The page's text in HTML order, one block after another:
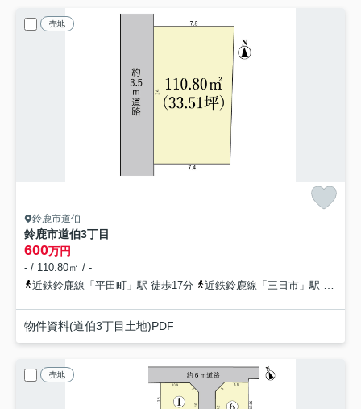
売地
鈴鹿市道伯
鈴鹿市道伯3丁目
600万円
- / 110.80㎡ / -
近鉄鈴鹿線「平田町」駅 徒歩17分
近鉄鈴鹿線「三日市」駅 徒歩36分
物件資料(道伯3丁目土地)PDF
売地